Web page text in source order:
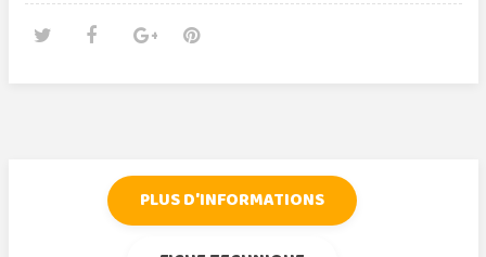
PLUS D'INFORMATIONS